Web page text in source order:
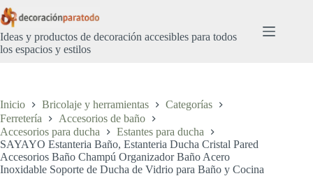
Saltar
al
contenido
Ideas y productos de decoración accesibles para todos
los espacios y estilos
Inicio Bricolaje y herramientas
Categorías
Ferretería
Accesorios de baño
Accesorios para ducha
Estantes para ducha
SAYAYO Estanteria Baño, Estanteria Ducha Cristal Pared
Accesorios Baño Champú Organizador Baño Acero
Inoxidable Soporte de Ducha de Vidrio para Baño y Cocina